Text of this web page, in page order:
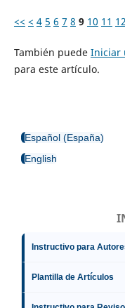
<< < 4 5 6 7 8 9 10 11 12
También puede Iniciar
para este artículo.
Español (España)
English
Instructivo para
Plantilla de Artículos